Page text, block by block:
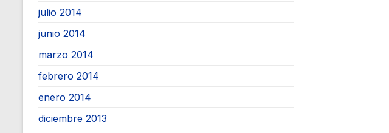
julio 2014
junio 2014
marzo 2014
febrero 2014
enero 2014
diciembre 2013